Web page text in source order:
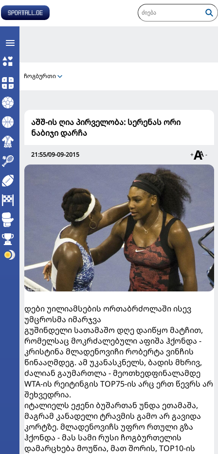
ჩოგბურთი
აშშ-ის ღია პირველობა: სერენას ორი
ნაბიჯი დარჩა
21:55/09-09-2015 + -
დები უილიამსების ორთაბრძოლაში ისევ
უმცროსმა იმარჯვა
გუშინდელი სათამაშო დღე დაიწყო მატჩით,
რომელსაც მოკრძალებული აფიშა ჰქონდა -
კრისტინა მლადენოვიჩი რობერტა ვინჩის
წინააღმდეგ. ამ უკანასკნელს, ბადის მხრივ,
ძალიან გაუმართლა - მეოთხედფინალამდე
WTA-ის რეიტინგის TOP75-ის არც ერთ წევრს არ
შეხვედრია.
იტალიელს ეჟენი ბუშართან უნდა ეთამაშა,
მაგრამ კანადელი ტრავმის გამო არ გავიდა
კორტზე. მლადენოვიჩს უფრო რთული გზა
ჰქონდა - მას სამი რუსი ჩოგბურთელის
დამარცხება მოუწია, მათ შორის, TOP10-ის